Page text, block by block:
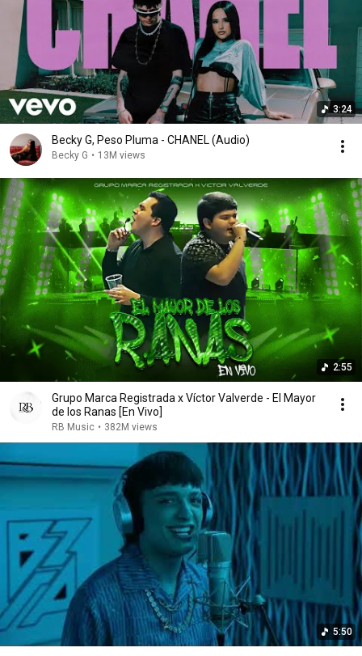
3:24
Becky G, Peso Pluma - CHANEL (Audio)
Becky G • 13M views
2:55
Grupo Marca Registrada x Víctor Valverde - El Mayor
de los Ranas [En Vivo]
RB Music • 382M views
5:50